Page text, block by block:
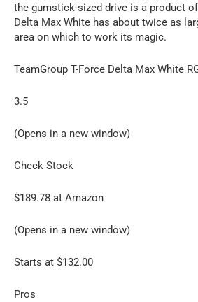
the gumstick-sized drive is a product
Delta Max White has about twice as
area on which to work its magic.
TeamGroup T-Force Delta Max White
3.5
(Opens in a new window)
Check Stock
$189.78 at Amazon
(Opens in a new window)
Starts at $132.00
Pros